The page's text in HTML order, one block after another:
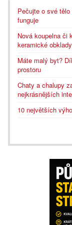
Pečujte o své
funguje
Nová koupelna či
keramické
Máte malý byt?
prostoru
Chaty a chalupy
nejkrásnějších
10 největších